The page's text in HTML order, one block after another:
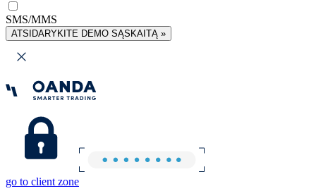
SMS/MMS
ATSIDARYKITE DEMO SĄSKAITĄ »
go to client zone